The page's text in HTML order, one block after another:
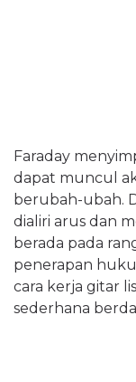
Faraday
dapat muncul
berubah-ubah.
dialiri arus dan
berada pada
penerapan
cara kerja gitar
sederhana